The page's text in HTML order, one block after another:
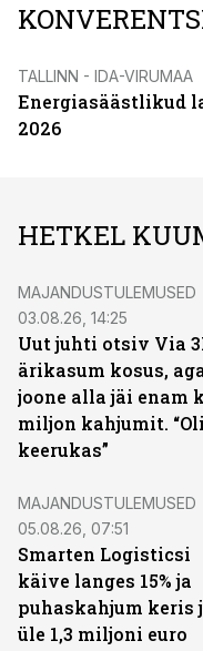
TALLINN - IDA-VIRUMAA
Energiasäästlikud
2026
HETKEL
MAJANDUSTULEMUSED
03.08.26, 14:25
Uut juhti otsiv Via
ärikasum kosus,
joone alla jäi enam
miljon kahjumit. “Oli
keerukas”
MAJANDUSTULEMUSED
05.08.26, 07:51
Smarten Logisticsi
käive langes 15% ja
puhaskahjum keris
üle 1,3 miljoni euro